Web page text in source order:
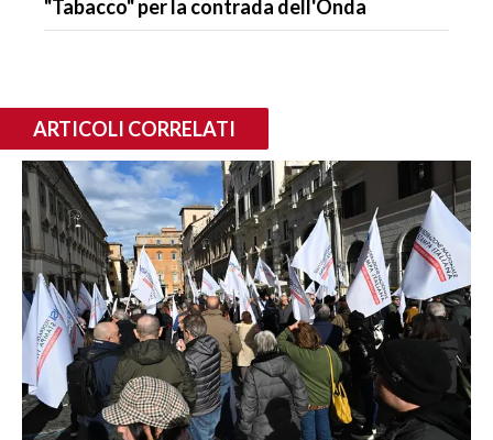
"Tabacco" per la contrada dell'Onda
ARTICOLI CORRELATI